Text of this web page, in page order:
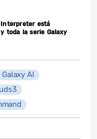
Interpreter está
toda la serie Galaxy
Galaxy AI